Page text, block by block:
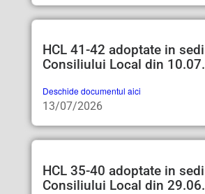
HCL 41-42 adoptate in
Consiliului Local din
Deschide documentul aici
13/07/2026
HCL 35-40 adoptate in
Consiliului Local din